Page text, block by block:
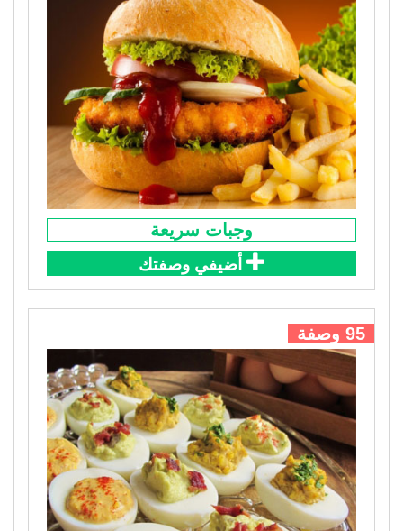
وجبات سريعة
أضيفي وصفتك
95 وصفة